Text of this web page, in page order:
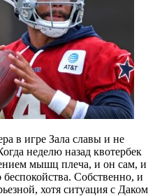
в игре Зала славы и не
неделю назад квотербек
мышц плеча, и он сам, и
Собственно, и
хотя ситуация с Даком